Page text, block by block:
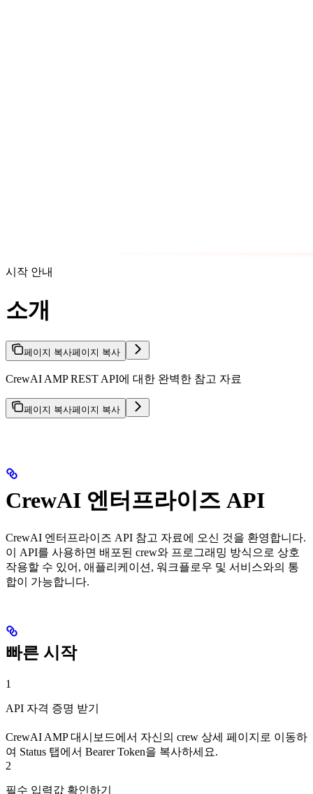
시작 안내
소개
페이지 복사페이지 복사
CrewAI AMP REST API에 대한 완벽한 참고 자료
페이지 복사페이지 복사
CrewAI 엔터프라이즈 API
CrewAI 엔터프라이즈 API 참고 자료에 오신 것을 환영합니다.
이 API를 사용하면 배포된 crew와 프로그래밍 방식으로 상호
작용할 수 있어, 애플리케이션, 워크플로우 및 서비스와의 통
합이 가능합니다.
빠른 시작
1
API 자격 증명 받기
CrewAI AMP 대시보드에서 자신의 crew 상세 페이지로 이동하
여 Status 탭에서 Bearer Token을 복사하세요.
2
필수 입력값 확인하기